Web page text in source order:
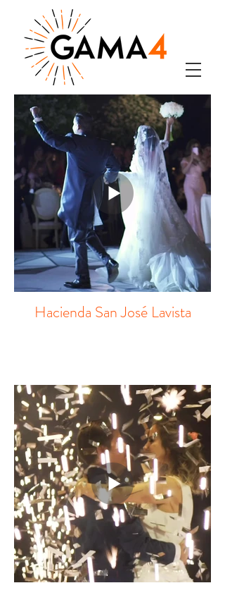
Hacienda San José Lavista